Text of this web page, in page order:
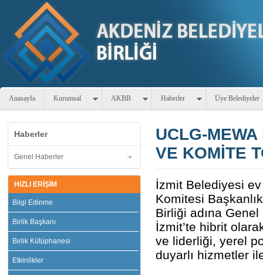
Anasayfa Kurumsal AKBB Haberler Üye Belediyeler
Haberler
Genel Haberler
HIZLI ERİŞİM
Bilgi Edinme
Birlik Başkanı
Birlik Kütüphanesi
Etkinlikler
UCLG-
VE KOMİTE
İzmit Belediyesi
Komitesi
Birliği adına
İzmit’te hibrit
ve liderliği, yerel
duyarlı hizmetler